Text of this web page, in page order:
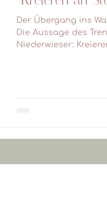
Der Übergang ins
Die Aussage des
Niederwieser: